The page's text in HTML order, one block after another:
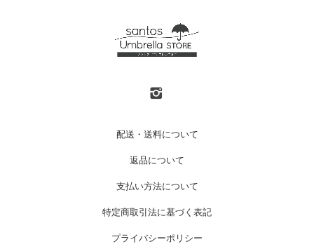
配送・送料について
返品について
支払い方法について
特定商取引法に基づく表記
プライバシーポリシー